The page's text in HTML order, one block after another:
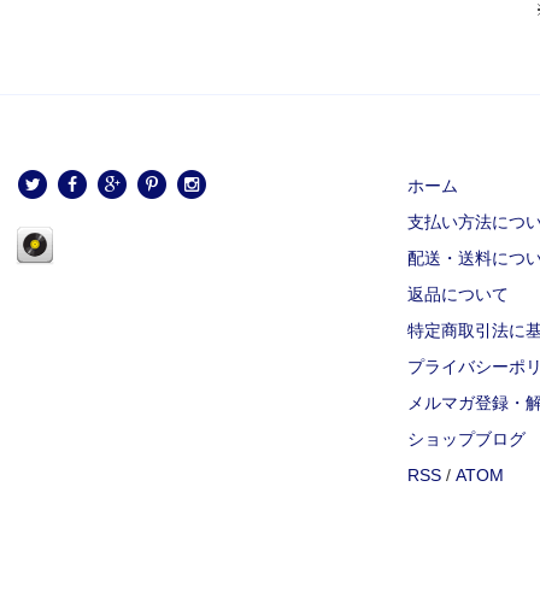
ホーム
支払い方法につ
配送・送料につ
返品について
特定商取引法に
プライバシーポ
メルマガ登録・
ショップブログ
RSS / ATOM